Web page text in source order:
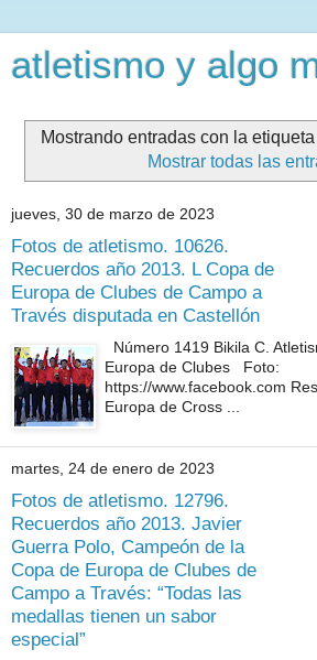
atletismo y algo
Mostrando entradas con la etiqueta
Mostrar todas las
jueves, 30 de marzo de 2023
Fotos de atletismo. 10626.
Recuerdos año 2013. L Copa de
Europa de Clubes de Campo a
Través disputada en Castellón
Número 1419 Bikila C.
Europa de Clubes Foto:
https://www.facebook.com
Europa de Cross ...
martes, 24 de enero de 2023
Fotos de atletismo. 12796.
Recuerdos año 2013. Javier
Guerra Polo, Campeón de la
Copa de Europa de Clubes de
Campo a Través: “Todas las
medallas tienen un sabor
especial”